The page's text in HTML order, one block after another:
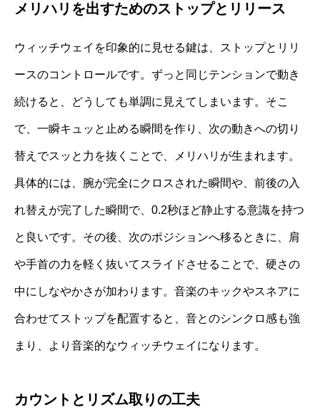
メリハリを出すためのストップとリリース
ウィッチウェイを印象的に見せる鍵は、ストップとリリ
ースのコントロールです。ずっと同じテンションで動き
続けると、どうしても単調に見えてしまいます。そこ
で、一瞬キュッと止める瞬間を作り、次の動きへの切り
替えでスッと力を抜くことで、メリハリが生まれます。
具体的には、腕が完全にクロスされた瞬間や、前後の入
れ替えが完了した瞬間で、0.2秒ほど静止する意識を持つ
と良いです。その後、次のポジションへ移るときに、肩
や手首の力を軽く抜いてスライドさせることで、硬さの
中にしなやかさが加わります。音楽のキックやスネアに
合わせてストップを配置すると、音とのシンクロ感も強
まり、より音楽的なウィッチウェイになります。
カウントとリズム取りの工夫